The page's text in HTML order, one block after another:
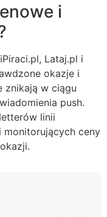
i
Lataj.pl i
okazje i
znikają w ciągu
push.
linii
ceny